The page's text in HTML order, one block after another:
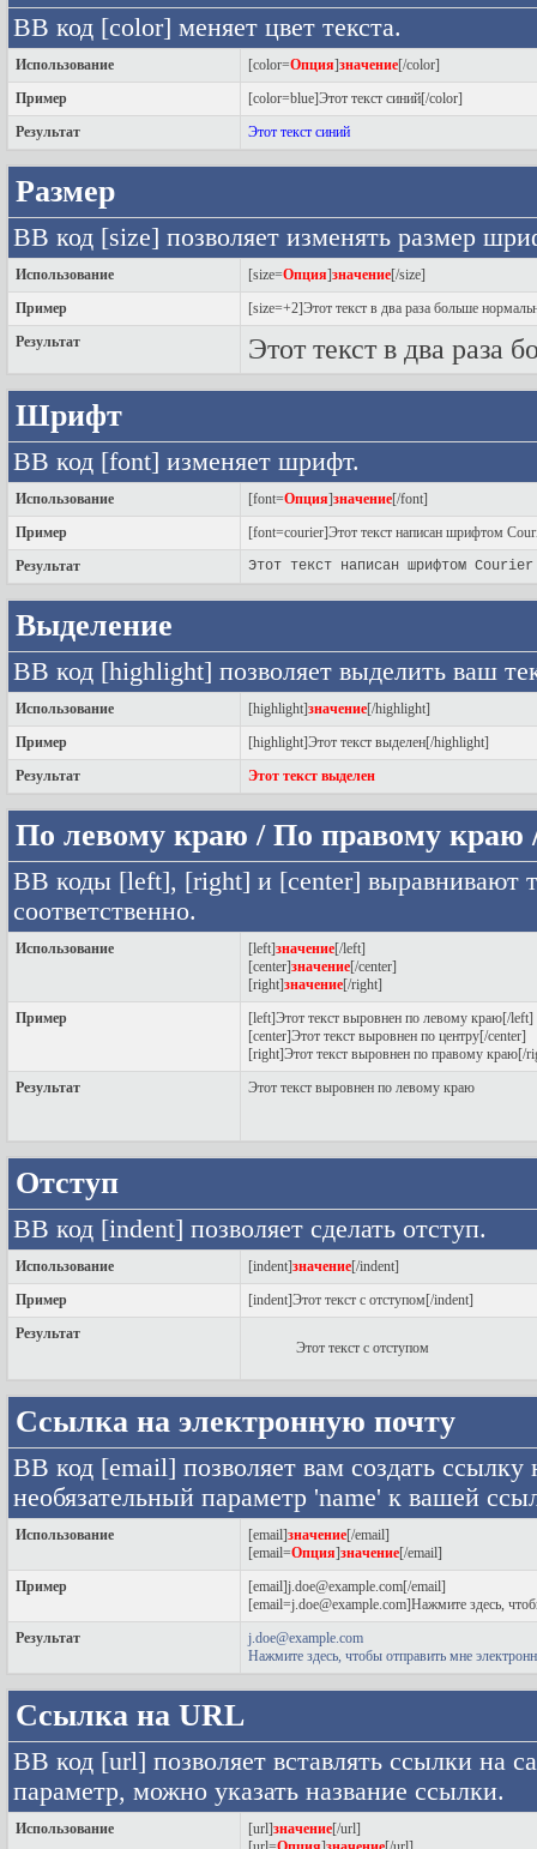
BB код [color] меняет цвет текста.
Использование [color=Опция]значение[/color]
Пример
[color=blue]Этот текст синий[/color]
Результат
Этот текст синий
Размер
BB код [size] позволяет изменять размер
Использование [size=Опция]значение[/size]
Пример
[size=+2]Этот текст в два раза больше
Результат
Этот текст в два раза
Шрифт
BB код [font] изменяет шрифт.
Использование [font=Опция]значение[/font]
Пример
[font=courier]Этот текст написан шрифтом
Результат
Этот текст написан шрифтом Courier
Выделение
BB код [highlight] позволяет выделить ваш
Использование [highlight]значение[/highlight]
Пример
[highlight]Этот текст выделен[/highlight]
Результат
Этот текст выделен
По левому краю / По правому краю
BB коды [left], [right] и [center] выравнивают
соответственно.
Использование [left]значение[/left]
[center]значение[/center]
[right]значение[/right]
Пример
[left]Этот текст выровнен по левому краю[/left]
[center]Этот текст выровнен по центру[/center]
[right]Этот текст выровнен по правому краю[/
Результат
Этот текст выровнен по левому краю
Отступ
BB код [indent] позволяет сделать отступ.
Использование [indent]значение[/indent]
Пример
[indent]Этот текст с отступом[/indent]
Результат
Этот текст с отступом
Ссылка на электронную почту
BB код [email] позволяет вам создать
необязательный параметр 'name' к вашей
Использование [email]значение[/email]
[email=Опция]значение[/email]
Пример
[email]j.doe@example.com[/email]
[email=j.doe@example.com]Нажмите здесь,
Результат
j.doe@example.com
Нажмите здесь, чтобы отправить мне
Ссылка на URL
BB код [url] позволяет вставлять ссылки на
параметр, можно указать название ссылки.
Использование [url]значение[/url]